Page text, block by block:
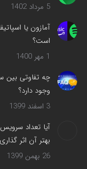
می‌شود
5 مرداد 1402
است؟
1 مهر 1400
چه تفاوتی بین
وجود دارد؟
3 اسفند 1399
آیا تعداد
بهتر آن اثر
26 بهمن 1399